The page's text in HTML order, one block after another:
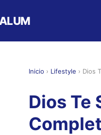
Inicio › Lifestyle › Dios
Dios Te